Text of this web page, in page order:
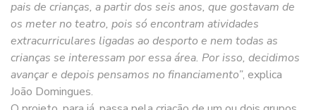
pais de crianças, a partir dos seis anos, que gostavam de
os meter no teatro, pois só encontram atividades
extracurriculares ligadas ao desporto e nem todas as
crianças se interessam por essa área. Por isso, decidimos
avançar e depois pensamos no financiamento”, explica
João Domingues.